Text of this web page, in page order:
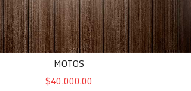
MOTOS
$40,000.00